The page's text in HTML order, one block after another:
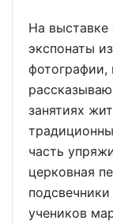
На выставке
экспонаты
фотографии,
занятиях
часть
церковная
учеников